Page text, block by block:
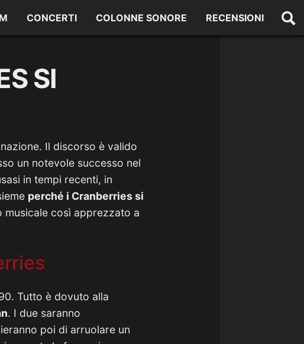
CONCERTI COLONNE SONORE RECENSIONI
SI
Il discorso è valido
un notevole successo nel
in tempi recenti, in
perché i Cranberries si
musicale così apprezzato a
Tutto è dovuto alla
. I due saranno
poi di arruolare un